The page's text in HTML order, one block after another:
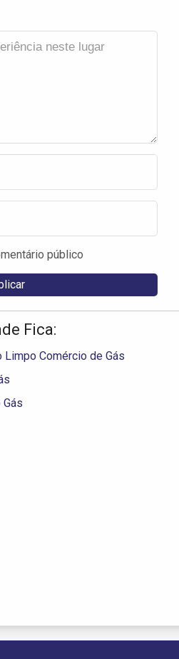
público
Fica:
Limpo Comércio de Gás